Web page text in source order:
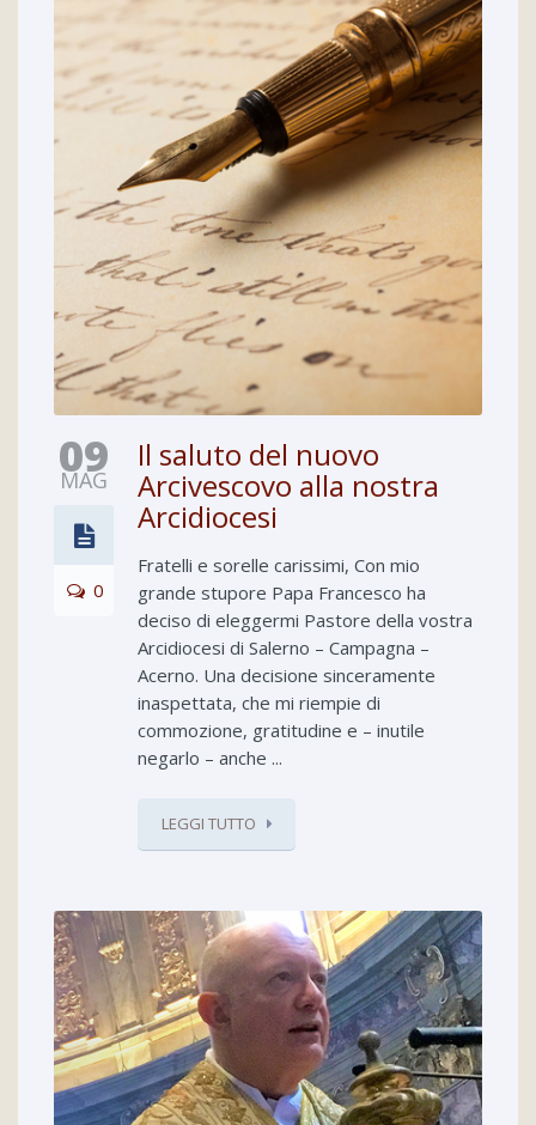
09
MAG
0
Il saluto del nuovo
Arcivescovo alla nostra
Arcidiocesi
Fratelli e sorelle carissimi, Con mio
grande stupore Papa Francesco ha
deciso di eleggermi Pastore della vostra
Arcidiocesi di Salerno – Campagna –
Acerno. Una decisione sinceramente
inaspettata, che mi riempie di
commozione, gratitudine e – inutile
negarlo – anche ...
LEGGI TUTTO